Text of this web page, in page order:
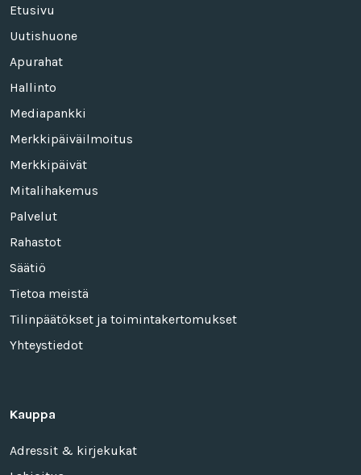
Etusivu
Uutishuone
Apurahat
Hallinto
Mediapankki
Merkkipäiväilmoitus
Merkkipäivät
Mitalihakemus
Palvelut
Rahastot
Säätiö
Tietoa meistä
Tilinpäätökset ja toimintakertomukset
Yhteystiedot
Kauppa
Adressit & kirjekukat